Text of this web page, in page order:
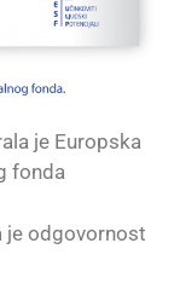
je Europska
fonda
je odgovornost